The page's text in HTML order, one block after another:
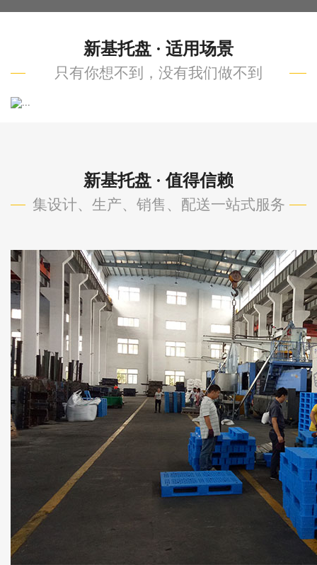
新基托盘 · 适用场景
只有你想不到，没有我们做不到
新基托盘 · 值得信赖
集设计、生产、销售、配送一站式服务